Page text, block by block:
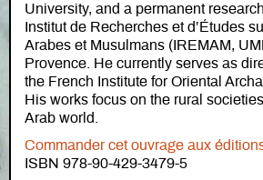
University, and a permanent
Institut de Recherches et d’Études
Arabes et Musulmans (IREMAM,
Provence. He currently serves as
the French Institute for Oriental
His works focus on the rural
Arab world.
Commander cet ouvrage aux
ISBN 978-90-429-3479-5